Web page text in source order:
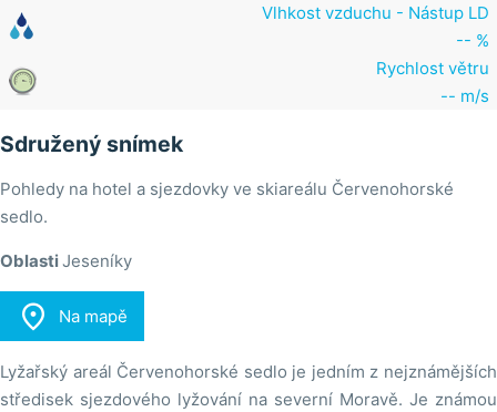
Vlhkost vzduchu - Nástup LD
-- %
Rychlost větru
-- m/s
Sdružený snímek
Pohledy na hotel a sjezdovky ve skiareálu Červenohorské
sedlo.
OblastiJeseníky
 Na mapě
Lyžařský areál Červenohorské sedlo je jedním z nejznámějších
středisek sjezdového lyžování na severní Moravě. Je známou